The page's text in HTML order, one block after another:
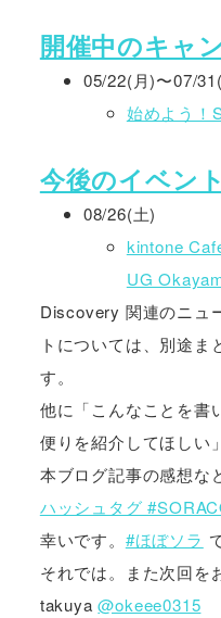
開催中のキャ
05/22(月)〜07/
始めよう！
今後のイベント
08/26(土)
kintone
UG
Discovery 関連のニュ
トについては、別途ま
す。
他に「こんなことを書
便りを紹介してほしい
本ブログ記事の感想な
ハッシュタグ
幸いです。 #ほぼソラ
それでは。また次回
takuya@okeee0315